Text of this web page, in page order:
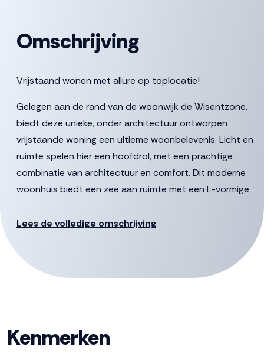
Omschrijving
Vrijstaand wonen met allure op toplocatie!
Gelegen aan de rand van de woonwijk de Wisentzone,
biedt deze unieke, onder architectuur ontworpen
vrijstaande woning een ultieme woonbelevenis. Licht en
ruimte spelen hier een hoofdrol, met een prachtige
combinatie van architectuur en comfort. Dit moderne
woonhuis biedt een zee aan ruimte met een L-vormige
de eerste verdieping en een riante zolderverdieping met
gazon, privacy biedende beplanting en een houten
berging met veranda. De oprit voor de garage biedt
De gestelde vraagprijs betreft een “bieden vanaf prijs”;
Lees de volledige omschrijving
Kenmerken